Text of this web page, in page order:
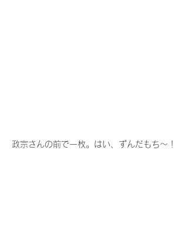
政宗さんの前で一枚。はい、ずんだもち～！